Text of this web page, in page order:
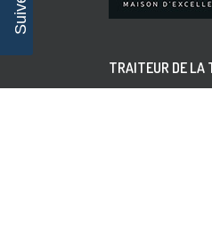
TRAITEUR DE LA